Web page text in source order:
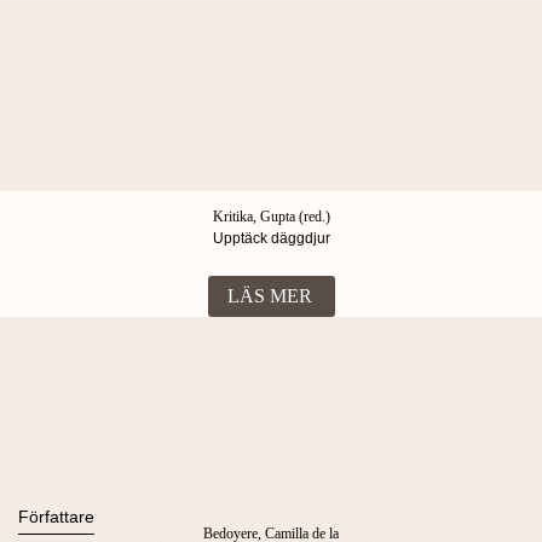
Kritika, Gupta (red.)
Upptäck däggdjur
LÄS MER
Bedoyere, Camilla de la
Alla böcker
Ljudböcker
Författare